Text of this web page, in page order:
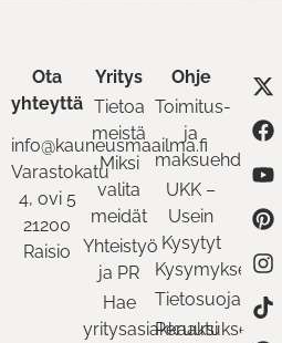
Ota
yhteyttä
info@kauneusmaailma.fi
Varastokatu
4, ovi 5
21200
Raisio
Yritys
Tietoa
meistä
Miksi
valita
meidät
Yhteistyö
ja PR
Hae
yritysasiakkaaksi
Ohje
Toimitus-
ja
maksuehdot
UKK –
Usein
Kysytyt
Kysymykset
Peruutukset